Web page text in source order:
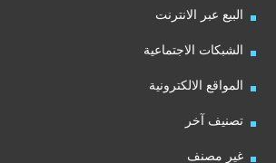
البيع عبر الانترنت
الشبكات الاجتماعية
المواقع الالكترونية
تصنيف آخر
غير مصنف